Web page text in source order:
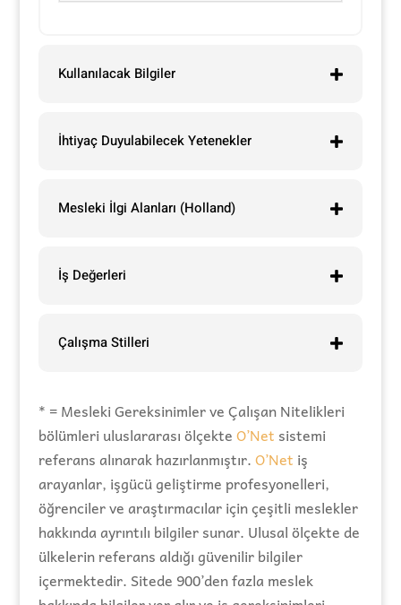
Kullanılacak Bilgiler
İhtiyaç Duyulabilecek Yetenekler
Mesleki İlgi Alanları (Holland)
İş Değerleri
Çalışma Stilleri
* = Mesleki Gereksinimler ve Çalışan Nitelikleri
bölümleri uluslararası ölçekteO’Net sistemi
referans alınarak hazırlanmıştır.O’Net iş
arayanlar, işgücü geliştirme profesyonelleri,
öğrenciler ve araştırmacılar için çeşitli meslekler
hakkında ayrıntılı bilgiler sunar. Ulusal ölçekte de
ülkelerin referans aldığı güvenilir bilgiler
içermektedir. Sitede 900’den fazla meslek